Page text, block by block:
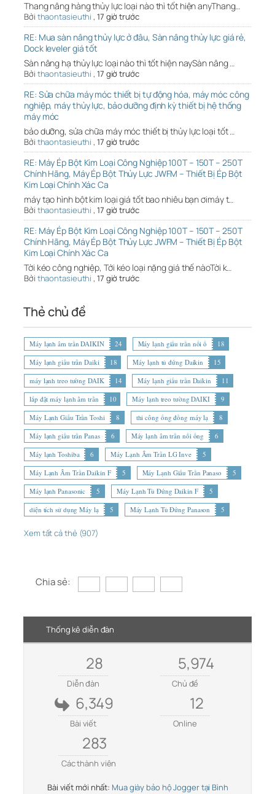
Thang nâng hàng thủy lực loại nào thì tốt hiện anyThang…
Bởi thaontasieuthi , 17 giờ trước
RE: Mua sàn nâng thủy lực ở đâu, Sàn nâng thủy lực giá rẻ,
Dock leveler giá tốt
Sàn nâng hạ thủy lực loại nào thì tốt hiện naySàn nâng …
Bởi thaontasieuthi , 17 giờ trước
RE: Sửa chữa máy móc thiết bị tự động hóa, máy móc công
nghiệp, máy thủy lực, bảo dưỡng định kỳ thiết bị hệ thống
máy móc
bảo dưỡng, sửa chữa máy móc thiết bị thủy lực loại tốt …
Bởi thaontasieuthi , 17 giờ trước
RE: Máy Ép Bột Kim Loại Công Nghiệp 100T – 150T – 250T
Chính Hãng, Máy Ép Bột Thủy Lực JWFM – Thiết Bị Ép Bột
Kim Loại Chính Xác Ca
máy tạo hình bột kim loại giá tốt bao nhiêu bạn ơimáy t…
Bởi thaontasieuthi , 17 giờ trước
RE: Máy Ép Bột Kim Loại Công Nghiệp 100T – 150T – 250T
Chính Hãng, Máy Ép Bột Thủy Lực JWFM – Thiết Bị Ép Bột
Kim Loại Chính Xác Ca
Tời kéo công nghiệp, Tới kéo loại nặng giá thế nàoTời k…
Bởi thaontasieuthi , 17 giờ trước
Thẻ chủ đề
Máy lạnh âm trần DAIKIN 24 Máy lạnh giấu trần nối ố
18
Máy lạnh giấu trần Daiki
18 Máy lạnh tủ đứng Daikin
15
máy lạnh treo tường DAIK
14 Máy lạnh giấu trần Daikin
11
lắp đặt máy lạnh âm trần
10 Máy lạnh treo tường DAIKI
9
Máy Lạnh Giấu Trần Toshi
8 thi công ống đồng máy lạ
8
Máy lạnh giấu trần Panas
6 Máy lạnh âm trần nối ống
6
Máy lạnh Toshiba
6 Máy Lạnh Âm Trần LG Inve
5
Máy Lạnh Âm Trần Daikin F
5 Máy Lạnh Giấu Trần Panaso
5
Máy lạnh Panasonic
5 Máy Lạnh Tủ Đứng Daikin F
5
diện tích sử dụng Máy lạ
5 Máy Lạnh Tủ Đứng Panason 5
Xem tất cả thẻ (907)
Chia sẻ:
Thống kê diễn đàn
28
Diễn đàn
5,974
Chủ đề
6,349
Bài viết
12
Online
283
Các thành viên
Bài viết mới nhất: Mua giày bảo hộ Jogger tại Bình